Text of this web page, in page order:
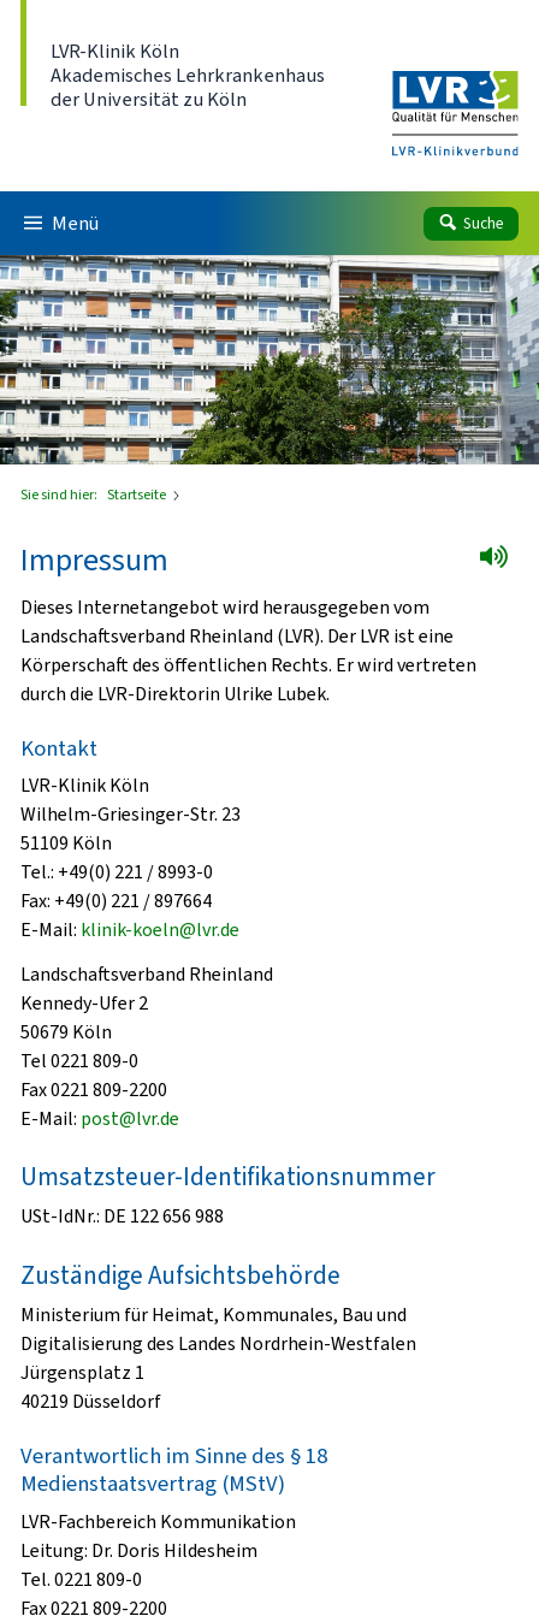
LVR-Klinik Köln
Akademisches Lehrkrankenhaus
der Universität zu Köln
Menü Suche
Sie sind hier: Startseite
Impressum
Dieses Internetangebot wird herausgegeben vom
Landschaftsverband Rheinland (LVR). Der LVR ist eine
Körperschaft des öffentlichen Rechts. Er wird vertreten
durch die LVR-Direktorin Ulrike Lubek.
Kontakt
LVR-Klinik Köln
Wilhelm-Griesinger-Str. 23
51109 Köln
Tel.: +49(0) 221 / 8993-0
Fax: +49(0) 221 / 897664
E-Mail: klinik-koeln@lvr.de
Landschaftsverband Rheinland
Kennedy-Ufer 2
50679 Köln
Tel 0221 809-0
Fax 0221 809-2200
E-Mail: post@lvr.de
Umsatzsteuer-Identifikationsnummer
USt-IdNr.: DE 122 656 988
Zuständige Aufsichtsbehörde
Ministerium für Heimat, Kommunales, Bau und
Digitalisierung des Landes Nordrhein-Westfalen
Jürgensplatz 1
40219 Düsseldorf
Verantwortlich im Sinne des § 18
Medienstaatsvertrag (MStV)
LVR-Fachbereich Kommunikation
Leitung: Dr. Doris Hildesheim
Tel. 0221 809-0
Fax 0221 809-2200